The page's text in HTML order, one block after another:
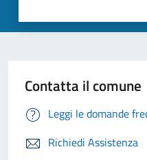
Contatta il comune
Leggi le domande
Richiedi Assistenza